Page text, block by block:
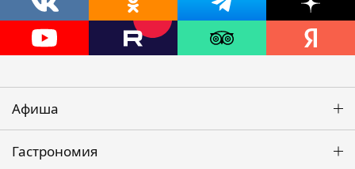
Афиша
Гастрономия